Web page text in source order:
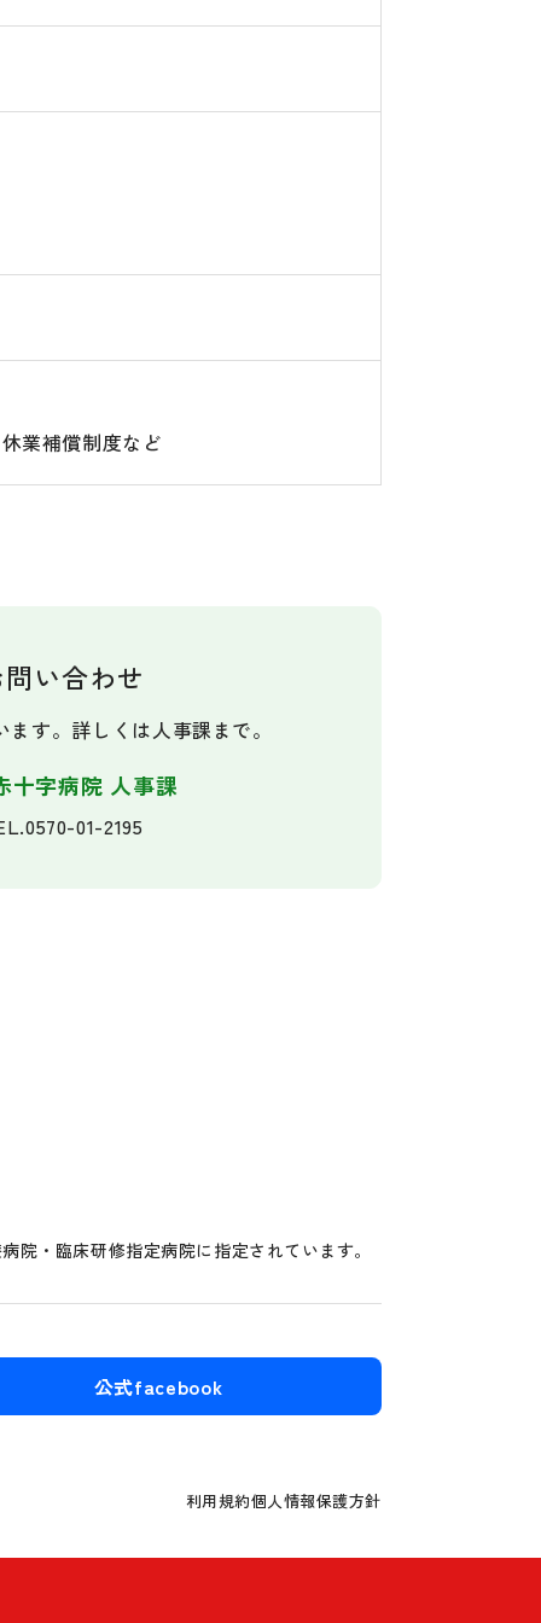
業補償制度など
い合わせ
す。 詳しくは人事課まで。
十字病院 人事課
0570-01-2195
院・臨床研修指定病院に指定されています。
公式facebook
利用規約個人情報保護方針